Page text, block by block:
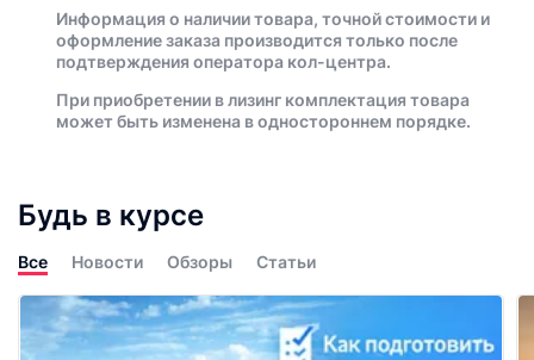
Информация о наличии товара, точной стоимости и
оформление заказа производится только после
подтверждения оператора кол-центра.
При приобретении в лизинг комплектация товара
может быть изменена в одностороннем порядке.
Будь в курсе
Все Новости Обзоры Статьи